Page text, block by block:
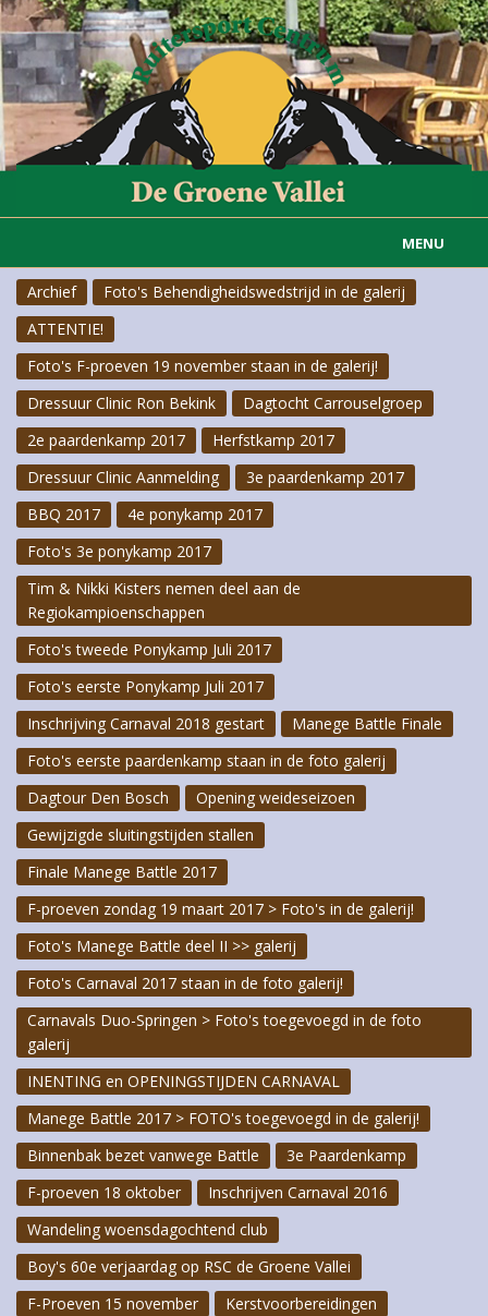
MENU
Home
Informatie
Actueel
Rijvereniging
Carousselgroep
Foto Galerij
Contact
AANMELDEN
Archief
Foto's Behendigheidswedstrijd in de galerij
ATTENTIE!
Foto's F-proeven 19 november staan in de galerij!
Dressuur Clinic Ron Bekink
Dagtocht Carrouselgroep
2e paardenkamp 2017
Herfstkamp 2017
Dressuur Clinic Aanmelding
3e paardenkamp 2017
BBQ 2017
4e ponykamp 2017
Foto's 3e ponykamp 2017
Tim & Nikki Kisters nemen deel aan de
Regiokampioenschappen
Foto's tweede Ponykamp Juli 2017
Foto's eerste Ponykamp Juli 2017
Inschrijving Carnaval 2018 gestart
Manege Battle Finale
Foto's eerste paardenkamp staan in de foto galerij
Dagtour Den Bosch
Opening weideseizoen
Gewijzigde sluitingstijden stallen
Finale Manege Battle 2017
F-proeven zondag 19 maart 2017 > Foto's in de galerij!
Foto's Manege Battle deel II >> galerij
Foto's Carnaval 2017 staan in de foto galerij!
Carnavals Duo-Springen > Foto's toegevoegd in de foto
galerij
INENTING en OPENINGSTIJDEN CARNAVAL
Manege Battle 2017 > FOTO's toegevoegd in de galerij!
Binnenbak bezet vanwege Battle
3e Paardenkamp
F-proeven 18 oktober
Inschrijven Carnaval 2016
Wandeling woensdagochtend club
Boy's 60e verjaardag op RSC de Groene Vallei
F-Proeven 15 november
Kerstvoorbereidingen